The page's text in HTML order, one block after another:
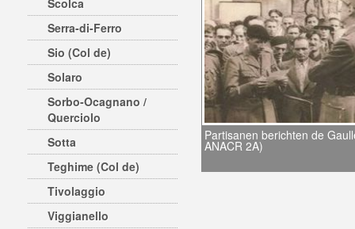
Scolca
Serra-di-Ferro
Sio (Col de)
Solaro
Sorbo-Ocagnano /
Querciolo
Sotta
Teghime (Col de)
Tivolaggio
Viggianello
Partisanen berichten de
ANACR 2A)